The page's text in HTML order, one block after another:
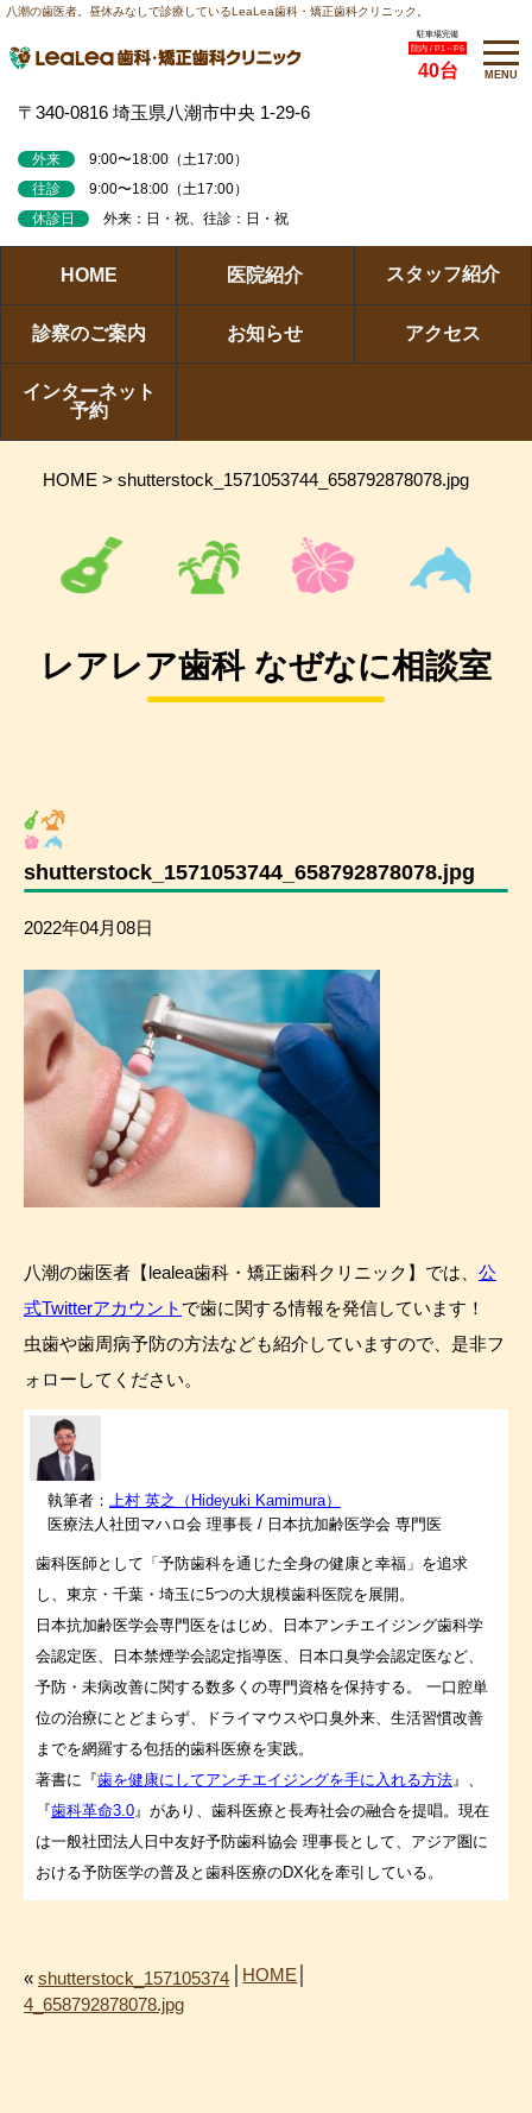
八潮の歯医者。昼休みなしで診療しているLeaLea歯科・矯正歯科クリニック。
〒340-0816 埼玉県八潮市中央 1-29-6
駐車場完備
院内 / P1～P6
40台 MENU
外来 9:00〜18:00（土17:00）
往診 9:00〜18:00（土17:00）
休診日 外来：日・祝、往診：日・祝
HOME 医院紹介 スタッフ紹介
診察のご案内 お知らせ アクセス
インターネット
予約
HOME >shutterstock_1571053744_658792878078.jpg
レアレア歯科 なぜなに相談室
shutterstock_1571053744_658792878078.jpg
2022年04月08日
八潮の歯医者【lealea歯科・矯正歯科クリニック】では、 公
式Twitterアカウント で歯に関する情報を発信しています！
虫歯や歯周病予防の方法なども紹介していますので、是非フ
ォローしてください。
執筆者：
上村 英之（Hideyuki Kamimura）
医療法人社団マハロ会 理事長 / 日本抗加齢医学会 専門医
歯科医師として「予防歯科を通じた全身の健康と幸福」を追求
し、東京・千葉・埼玉に5つの大規模歯科医院を展開。
日本抗加齢医学会専門医をはじめ、日本アンチエイジング歯科学
会認定医、日本禁煙学会認定指導医、日本口臭学会認定医など、
予防・未病改善に関する数多くの専門資格を保持する。 一口腔単
位の治療にとどまらず、ドライマウスや口臭外来、生活習慣改善
までを網羅する包括的歯科医療を実践。
著書に『歯を健康にしてアンチエイジングを手に入れる方法 』、
『歯科革命3.0 』があり、歯科医療と長寿社会の融合を提唱。現在
は一般社団法人日中友好予防歯科協会 理事長として、アジア圏に
おける予防医学の普及と歯科医療のDX化を牽引している。
« shutterstock_157105374
4_658792878078.jpg
HOME